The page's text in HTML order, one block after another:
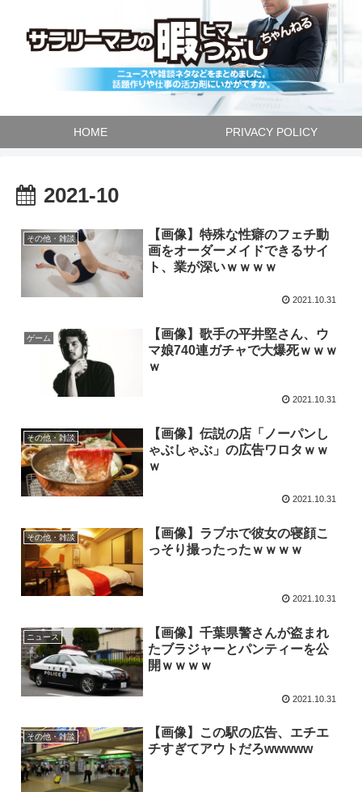
HOME PRIVACY POLICY
2021-10
その他・雑談
【画像】特殊な性癖のフェチ動
画をオーダーメイドできるサイ
ト、業が深いｗｗｗｗ
2021.10.31
ゲーム
【画像】歌手の平井堅さん、ウ
マ娘740連ガチャで大爆死ｗｗｗ
ｗ
2021.10.31
その他・雑談
【画像】伝説の店「ノーパンし
ゃぶしゃぶ」の広告ワロタｗｗ
ｗ
2021.10.31
その他・雑談
【画像】ラブホで彼女の寝顔こ
っそり撮ったったｗｗｗｗ
2021.10.31
ニュース
【画像】千葉県警さんが盗まれ
たブラジャーとパンティーを公
開ｗｗｗｗ
2021.10.31
その他・雑談
【画像】この駅の広告、エチエ
チすぎてアウトだろwwwww